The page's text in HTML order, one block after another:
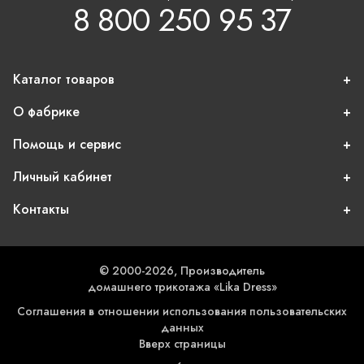
8 800 250 95 37
Каталог товаров
О фабрике
Помощь и сервис
Личный кабинет
Контакты
© 2000-2026, Производитель
домашнего трикотажа «Lika Dress»
Соглашения в отношении использования пользовательских
данных
Вверх страницы